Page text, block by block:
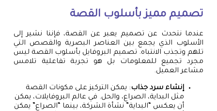
تصميم مميز بأسلوب القصة
عندما نتحدث عن تصميم يعبر عن القصة، فإننا نشير إلى
الأسلوب الذي يجمع بين العناصر البصرية والقصص التي
تلهم وتجذب الانتباه. تصميم البروفايل بأسلوب القصة ليس
مجرد تجميع للمعلومات بل هو تجربة تفاعلية تلامس
مشاعر العميل.
إنشاء سرد جذاب: يمكن التركيز على مكونات القصة
مثل البداية، الصراع، والحل. في عالم البروفايلات، يمكن
أن يعكس “البداية” نشأة الشركة، بينما “الصراع” يمكن